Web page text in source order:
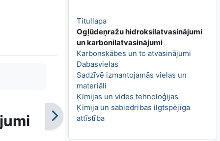
Titullapa
Ogļūdeņražu hidroksilatvasinājumi
un karbonilatvasinājumi
Karbonskābes un to atvasinājumi
Dabasvielas
Sadzīvē izmantojamās vielas un
materiāli
Ķīmijas un vides tehnoloģijas
Ķīmija un sabiedrības ilgtspējīga
attīstība